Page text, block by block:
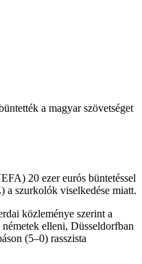
a magyar szövetséget
20 ezer eurós büntetéssel
a szurkolók viselkedése miatt.
közleménye szerint a
elleni, Düsseldorfban
(5–0) rasszista